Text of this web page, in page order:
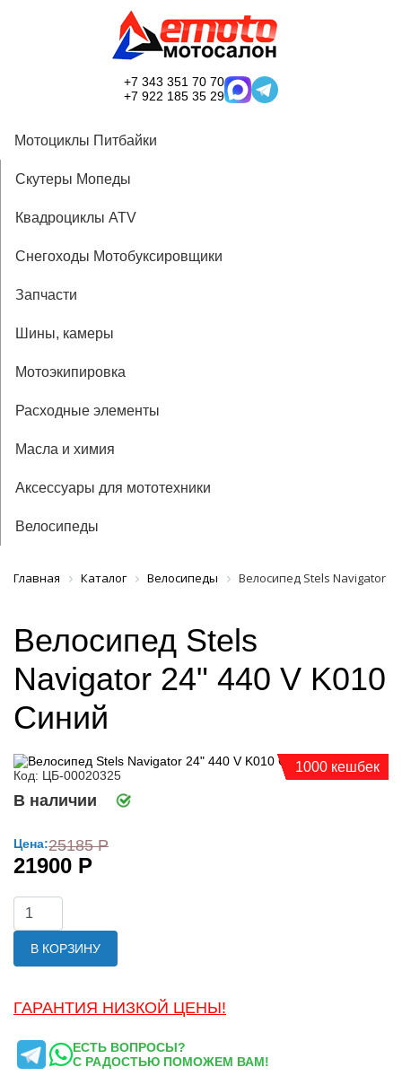
+7 343 351 70 70
+7 922 185 35 29
Мотоциклы Питбайки
Скутеры Мопеды
Квадроциклы ATV
Снегоходы Мотобуксировщики
Запчасти
Шины, камеры
Мотоэкипировка
Расходные элементы
Масла и химия
Аксессуары для мототехники
Велосипеды
Главная Каталог Велосипеды Велосипед Stels Navigator
Велосипед Stels
Navigator 24" 440 V K010
Синий
1000 кешбек
Код: ЦБ-00020325
В наличии
Цена:25185 Р
21900 Р
В КОРЗИНУ
ГАРАНТИЯ НИЗКОЙ ЦЕНЫ!
ЕСТЬ ВОПРОСЫ?
С РАДОСТЬЮ ПОМОЖЕМ ВАМ!